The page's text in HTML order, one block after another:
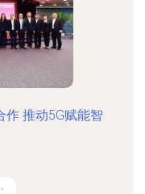
作 推动5G赋能智